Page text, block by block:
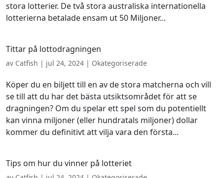
stora lotterier. De två stora australiska internationella
lotterierna betalade ensam ut 50 Miljoner...
Tittar på lottodragningen
av Catfish | jul 24, 2024 | Okategoriserade
Köper du en biljett till en av de stora matcherna och vill
se till att du har det bästa utsiktsområdet för att se
dragningen? Om du spelar ett spel som du potentiellt
kan vinna miljoner (eller hundratals miljoner) dollar
kommer du definitivt att vilja vara den första...
Tips om hur du vinner på lotteriet